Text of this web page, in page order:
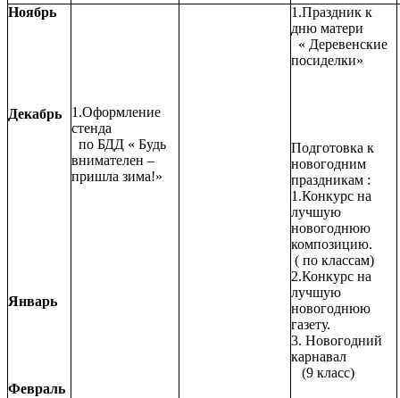
Ноябрь
Декабрь
Январь
Февраль
1.Оформление
стенда
по БДД « Будь
внимателен –
пришла зима!»
1.Праздник к
дню матери
« Деревенские
посиделки»
Подготовка к
новогодним
праздникам :
1.Конкурс на
лучшую
новогоднюю
композицию.
( по классам)
2.Конкурс на
лучшую
новогоднюю
газету.
3. Новогодний
карнавал
(9 класс)